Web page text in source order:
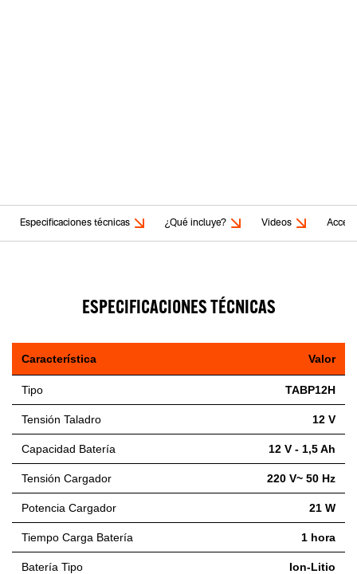
Especificaciones técnicas ¿Qué incluye? Videos
ESPECIFICACIONES TÉCNICAS
Característica Valor
Tipo TABP12H
Tensión Taladro 12 V
Capacidad Batería 12 V - 1,5 Ah
Tensión Cargador 220 V~ 50 Hz
Potencia Cargador 21 W
Tiempo Carga Batería 1 hora
Batería Tipo Ion-Litio